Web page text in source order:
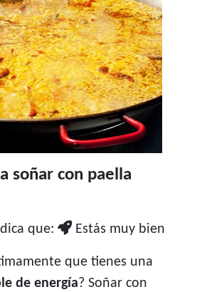
soñar con paella
que: Estás muy bien
que tienes una
de energía ? Soñar con